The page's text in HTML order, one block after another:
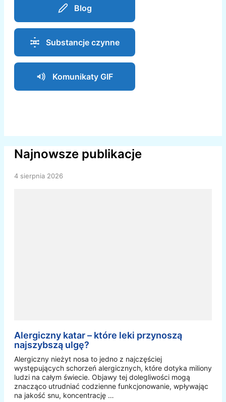
Blog
Substancje czynne
Komunikaty GIF
Najnowsze publikacje
4 sierpnia 2026
Alergiczny katar – które leki przynoszą
najszybszą ulgę?
Alergiczny nieżyt nosa to jedno z najczęściej
występujących schorzeń alergicznych, które dotyka miliony
ludzi na całym świecie. Objawy tej dolegliwości mogą
znacząco utrudniać codzienne funkcjonowanie, wpływając
na jakość snu, koncentrację …